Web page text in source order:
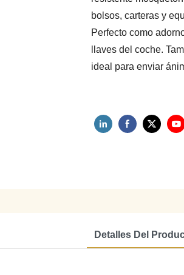
bolsos, carteras y
Perfecto como
llaves del coche.
ideal para enviar
Detalles Del